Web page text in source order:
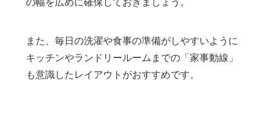
また、毎日の洗濯や食事の準備がしやすいように
キッチンやランドリールームまでの「家事動線」
も意識したレイアウトがおすすめです。